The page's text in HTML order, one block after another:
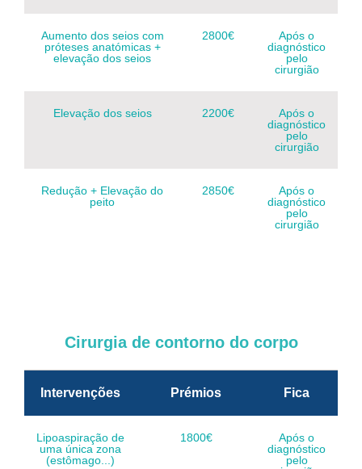
Aumento dos seios com
próteses anatómicas +
elevação dos seios
2800€
Após o
diagnóstico
pelo
cirurgião
Elevação dos seios 2200€
Após o
diagnóstico
pelo
cirurgião
Redução + Elevação do
peito
2850€
Após o
diagnóstico
pelo
cirurgião
Cirurgia de contorno do corpo
Intervenções Prémios Fica
Lipoaspiração de
uma única zona
(estômago...)
1800€
Após o
diagnóstico
pelo